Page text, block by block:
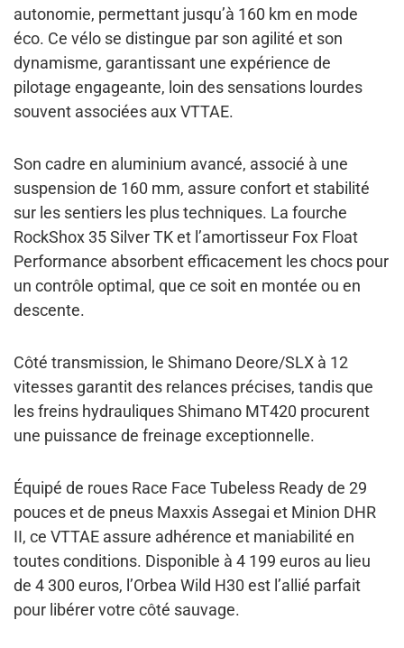
autonomie, permettant jusqu’à 160 km en mode
éco. Ce vélo se distingue par son agilité et son
dynamisme, garantissant une expérience de
pilotage engageante, loin des sensations lourdes
souvent associées aux VTTAE.
Son cadre en aluminium avancé, associé à une
suspension de 160 mm, assure confort et stabilité
sur les sentiers les plus techniques. La fourche
RockShox 35 Silver TK et l’amortisseur Fox Float
Performance absorbent efficacement les chocs pour
un contrôle optimal, que ce soit en montée ou en
descente.
Côté transmission, le Shimano Deore/SLX à 12
vitesses garantit des relances précises, tandis que
les freins hydrauliques Shimano MT420 procurent
une puissance de freinage exceptionnelle.
Équipé de roues Race Face Tubeless Ready de 29
pouces et de pneus Maxxis Assegai et Minion DHR
II, ce VTTAE assure adhérence et maniabilité en
toutes conditions. Disponible à 4 199 euros au lieu
de 4 300 euros, l’Orbea Wild H30 est l’allié parfait
pour libérer votre côté sauvage.